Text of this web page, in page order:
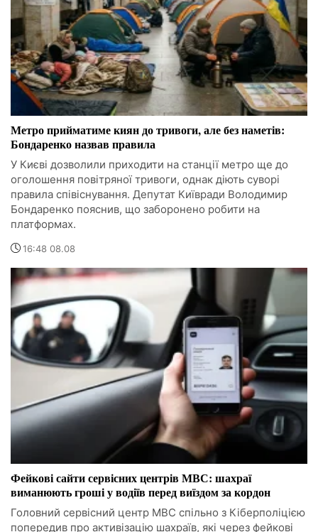
Метро прийматиме киян до тривоги, але без наметів:
Бондаренко назвав правила
У Києві дозволили приходити на станції метро ще до
оголошення повітряної тривоги, однак діють суворі
правила співіснування. Депутат Київради Володимир
Бондаренко пояснив, що заборонено робити на
платформах.
16:48 08.08
Фейкові сайти сервісних центрів МВС: шахраї
виманюють гроші у водіїв перед виїздом за кордон
Головний сервісний центр МВС спільно з Кіберполіцією
попередив про активізацію шахраїв, які через фейкові